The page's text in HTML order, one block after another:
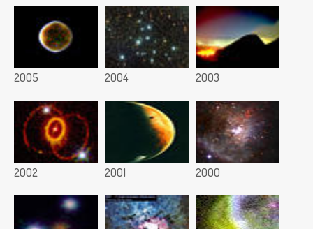
2005 2004 2003
2002 2001 2000